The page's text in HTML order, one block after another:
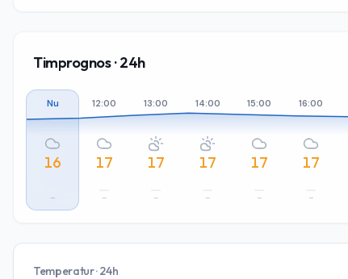
Timprognos · 24h
Nu
16
–
12:00
17
–
13:00
17
–
14:00
17
–
15:00
17
–
16:00
17
–
Temperatur · 24h